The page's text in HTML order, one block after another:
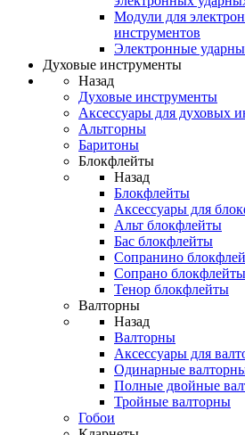
Модули для
инструментов
Электронные
Духовые инструменты
Назад
Духовые инструменты
Аксессуары для духовых
Альтгорны
Баритоны
Блокфлейты
Назад
Блокфлейты
Аксессуары для
Альт блокфлейты
Бас блокфлейты
Сопранино
Сопрано блокфлейты
Тенор блокфлейты
Валторны
Назад
Валторны
Аксессуары для
Одинарные
Полные двойные
Тройные валторны
Гобои